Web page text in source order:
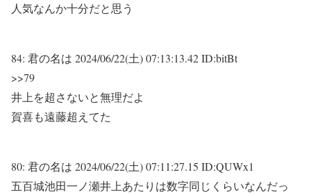
人気なんか十分だと思う
84: 君の名は 2024/06/22(土) 07:13:13.42 ID:bitBt
>>79
井上を超さないと無理だよ
賀喜も遠藤超えてた
80: 君の名は 2024/06/22(土) 07:11:27.15 ID:QUWx1
五百城池田一ノ瀬井上あたりは数字同じくらいなんだっ